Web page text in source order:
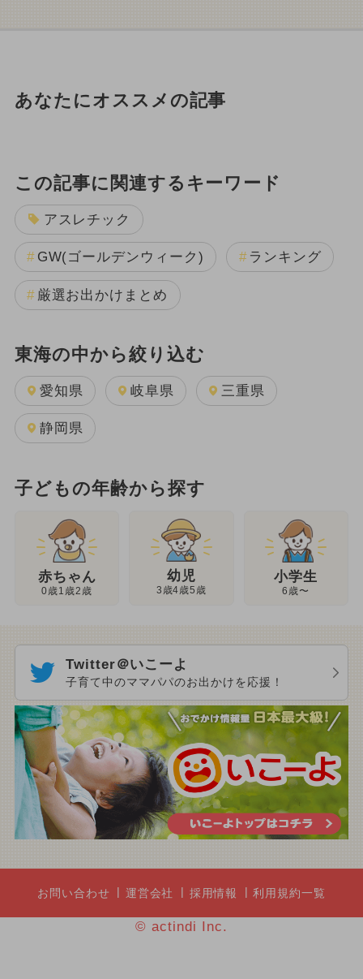
あなたにオススメの記事
この記事に関連するキーワード
アスレチック
GW(ゴールデンウィーク) ランキング
厳選お出かけまとめ
東海の中から絞り込む
愛知県 岐阜県 三重県
静岡県
子どもの年齢から探す
赤ちゃん
0歳1歳2歳
幼児
3歳4歳5歳
小学生
6歳〜
Twitter＠いこーよ
子育て中のママパパのお出かけを応援！
お問い合わせ 運営会社 採用情報 利用規約一覧
© actindi Inc.